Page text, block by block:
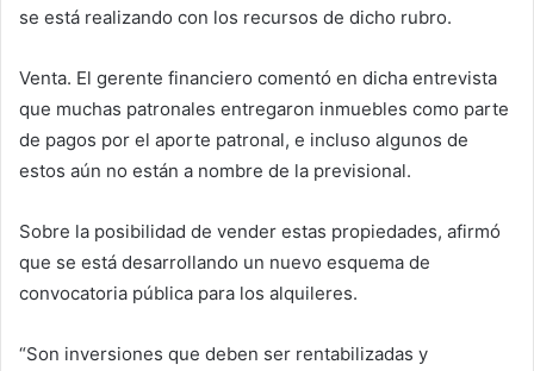
se está realizando con los recursos de dicho rubro.
Venta. El gerente financiero comentó en dicha entrevista
que muchas patronales entregaron inmuebles como parte
de pagos por el aporte patronal, e incluso algunos de
estos aún no están a nombre de la previsional.
Sobre la posibilidad de vender estas propiedades, afirmó
que se está desarrollando un nuevo esquema de
convocatoria pública para los alquileres.
“Son inversiones que deben ser rentabilizadas y